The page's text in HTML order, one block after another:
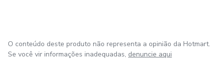
O conteúdo deste produto não representa a opinião da Hotmart.
Se você vir informações inadequadas, denuncie aqui